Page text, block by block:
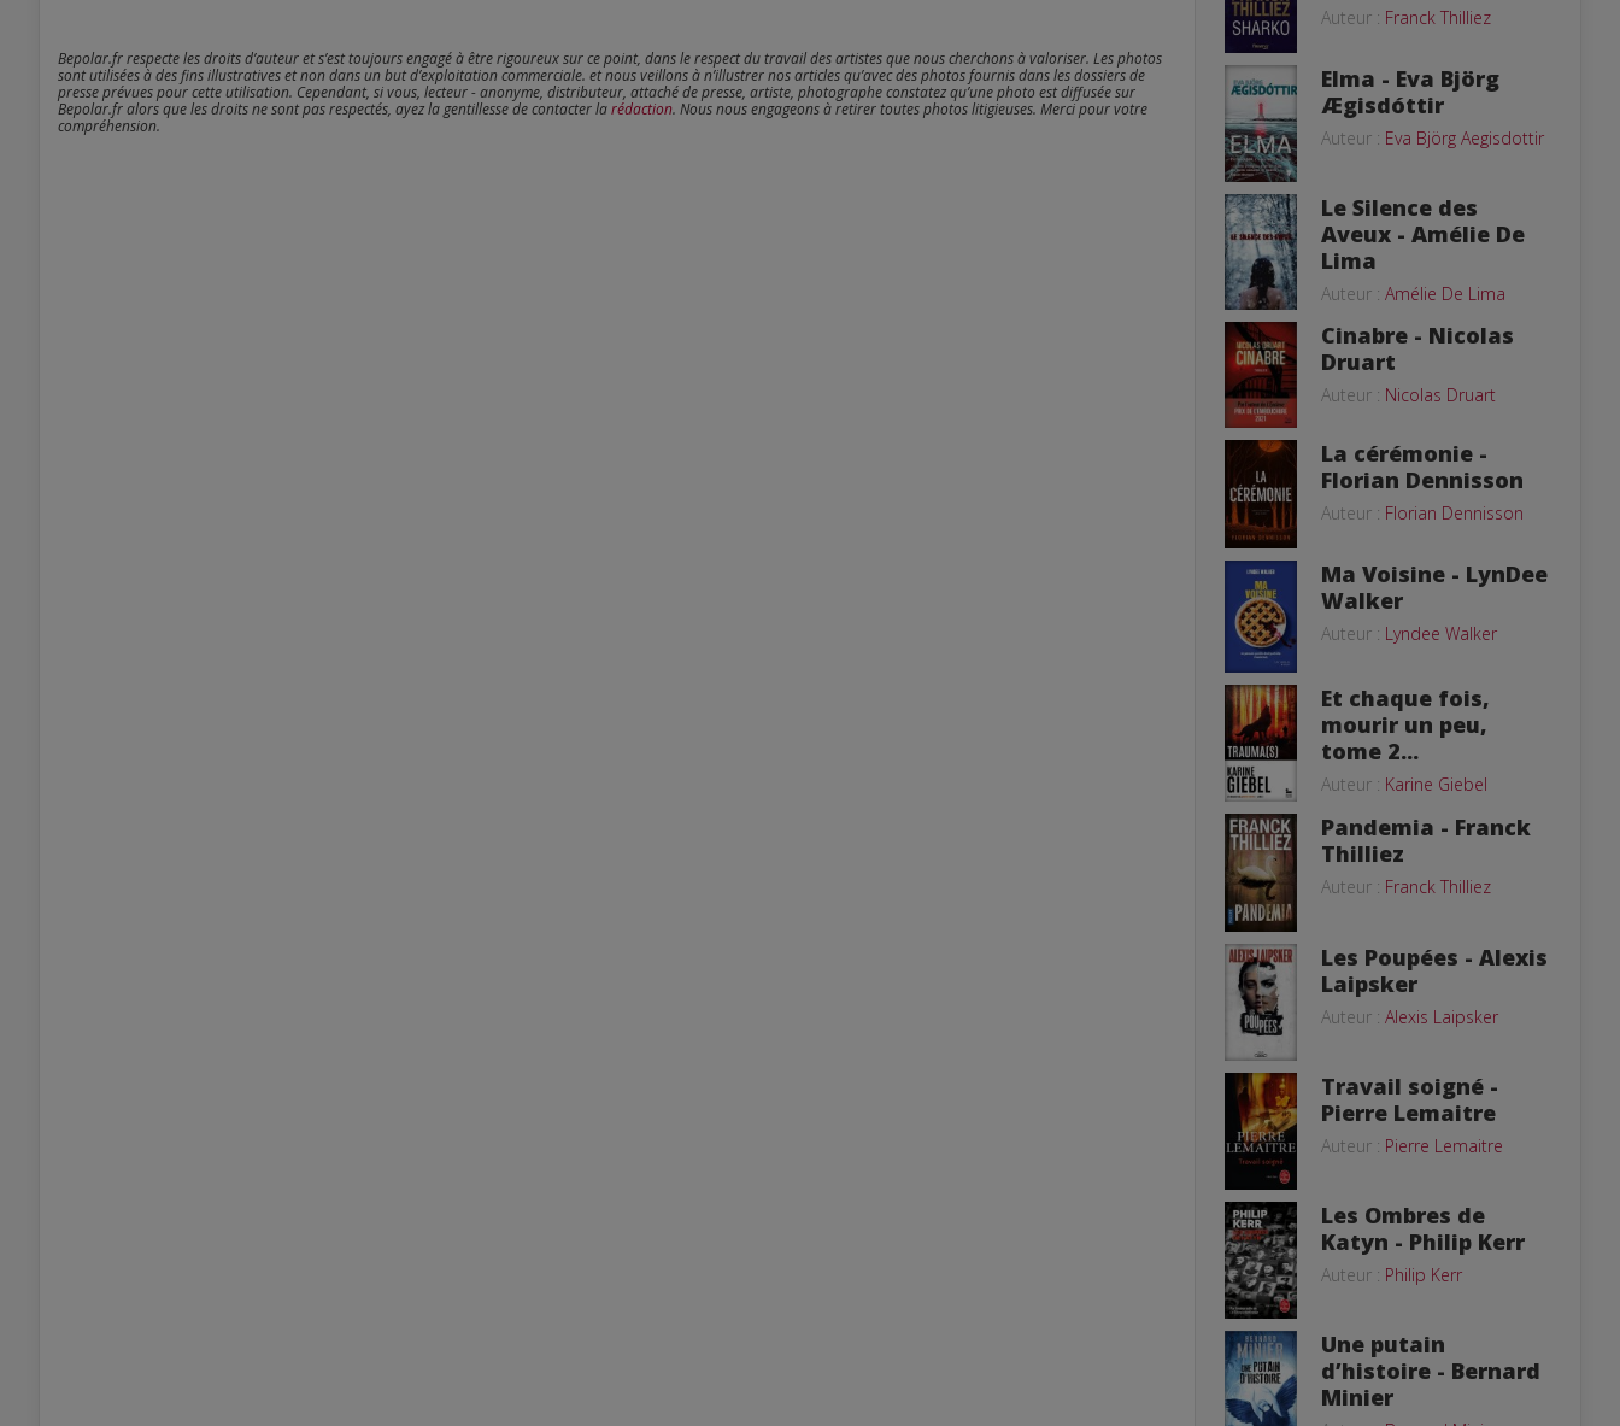
Bepolar.fr respecte les droits d’auteur et s’est toujours engagé à être rigoureux sur ce point, dans le respect du travail des artistes que nous cherchons à valoriser. Les photos
sont utilisées à des fins illustratives et non dans un but d’exploitation commerciale. et nous veillons à n’illustrer nos articles qu’avec des photos fournis dans les dossiers de
presse prévues pour cette utilisation. Cependant, si vous, lecteur - anonyme, distributeur, attaché de presse, artiste, photographe constatez qu’une photo est diffusée sur
Bepolar.fr alors que les droits ne sont pas respectés, ayez la gentillesse de contacter larédaction. Nous nous engageons à retirer toutes photos litigieuses. Merci pour votre
compréhension.
Auteur : Franck Thilliez
Elma - Eva Björg
Ægisdóttir
Auteur : Eva Björg Aegisdottir
Le Silence des
Aveux - Amélie De
Lima
Auteur : Amélie De Lima
Cinabre - Nicolas
Druart
Auteur : Nicolas Druart
La cérémonie -
Florian Dennisson
Auteur : Florian Dennisson
Ma Voisine - LynDee
Walker
Auteur : Lyndee Walker
Et chaque fois,
mourir un peu,
tome 2...
Auteur : Karine Giebel
Pandemia - Franck
Thilliez
Auteur : Franck Thilliez
Les Poupées - Alexis
Laipsker
Auteur : Alexis Laipsker
Travail soigné -
Pierre Lemaitre
Auteur : Pierre Lemaitre
Les Ombres de
Katyn - Philip Kerr
Auteur : Philip Kerr
Une putain
d’histoire - Bernard
Minier